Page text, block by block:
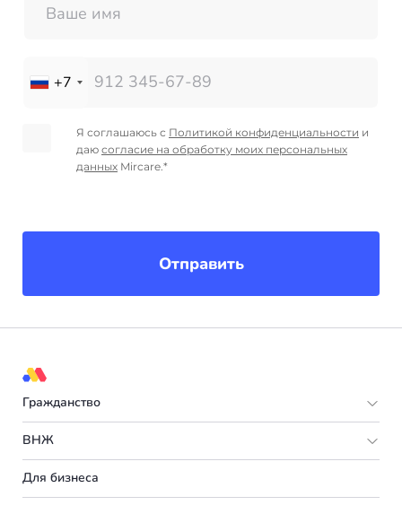
+7
Я соглашаюсь с Политикой конфиденциальности и
даю согласие на обработку моих персональных
данных Mircare.*
Отправить
Гражданство
Европа
Мальта
ВНЖ
Европа
Италия
Для бизнеса